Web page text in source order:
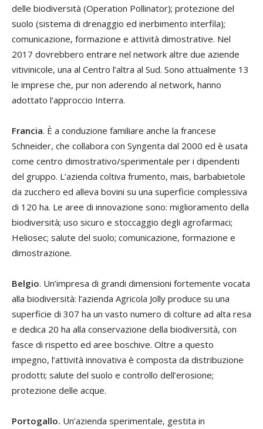
delle biodiversità (Operation Pollinator); protezione del
suolo (sistema di drenaggio ed inerbimento interfila);
comunicazione, formazione e attività dimostrative. Nel
2017 dovrebbero entrare nel network altre due aziende
vitivinicole, una al Centro l’altra al Sud. Sono attualmente 13
le imprese che, pur non aderendo al network, hanno
adottato l’approccio Interra.
Francia. È a conduzione familiare anche la francese
Schneider, che collabora con Syngenta dal 2000 ed è usata
come centro dimostrativo/sperimentale per i dipendenti
del gruppo. L’azienda coltiva frumento, mais, barbabietole
da zucchero ed alleva bovini su una superficie complessiva
di 120 ha. Le aree di innovazione sono: miglioramento della
biodiversità; uso sicuro e stoccaggio degli agrofarmaci;
Heliosec; salute del suolo; comunicazione, formazione e
dimostrazione.
Belgio. Un’impresa di grandi dimensioni fortemente vocata
alla biodiversità: l’azienda Agricola Jolly produce su una
superficie di 307 ha un vasto numero di colture ad alta resa
e dedica 20 ha alla conservazione della biodiversità, con
fasce di rispetto ed aree boschive. Oltre a questo
impegno, l’attività innovativa è composta da distribuzione
prodotti; salute del suolo e controllo dell’erosione;
protezione delle acque.
Portogallo. Un’azienda sperimentale, gestita in